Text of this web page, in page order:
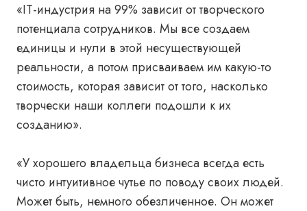
«IT-индустрия на 99% зависит от творческого
потенциала сотрудников. Мы все создаем
единицы и нули в этой несуществующей
реальности, а потом присваиваем им какую-то
стоимость, которая зависит от того, насколько
творчески наши коллеги подошли к их
созданию».
«У хорошего владельца бизнеса всегда есть
чисто интуитивное чутье по поводу своих людей.
Может быть, немного обезличенное. Он может